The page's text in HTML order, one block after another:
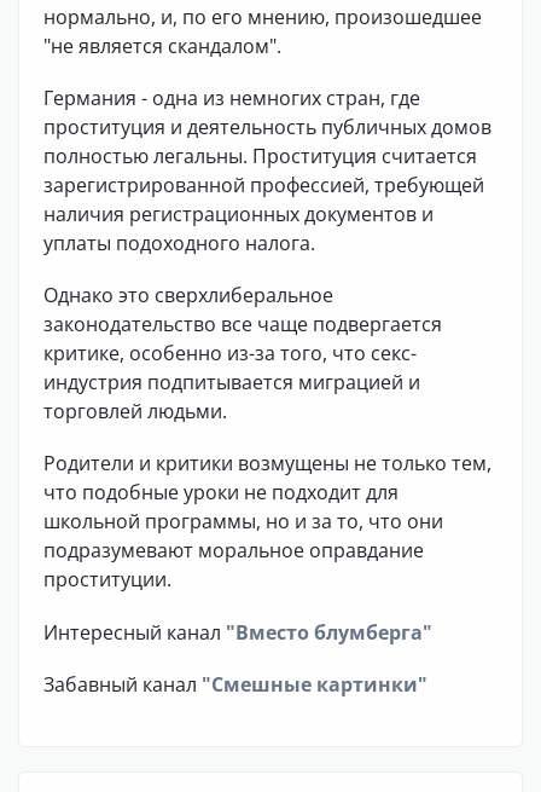
нормально, и, по его мнению, произошедшее
"не является скандалом".
Германия - одна из немногих стран, где
проституция и деятельность публичных домов
полностью легальны. Проституция считается
зарегистрированной профессией, требующей
наличия регистрационных документов и
уплаты подоходного налога.
Однако это сверхлиберальное
законодательство все чаще подвергается
критике, особенно из-за того, что секс-
индустрия подпитывается миграцией и
торговлей людьми.
Родители и критики возмущены не только тем,
что подобные уроки не подходит для
школьной программы, но и за то, что они
подразумевают моральное оправдание
проституции.
Интересный канал "Вместо блумберга"
Забавный канал "Смешные картинки"